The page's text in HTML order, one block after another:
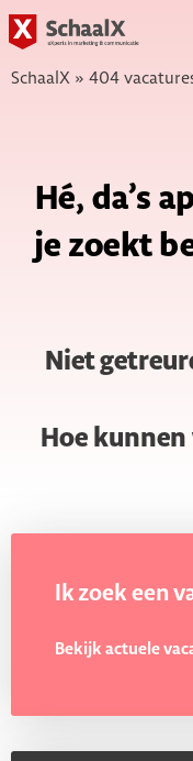
SchaalX » 404
Hé, da’s
je zoekt
Niet
Hoe
Ik zoek een
Bekijk actuele